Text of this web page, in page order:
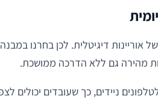
דיגיטלית. לכן בחרנו
מהירה גם ללא הדרכה ממושכת.
ניידים, כך שעובדים יכולים